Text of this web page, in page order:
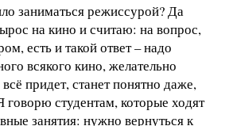
заниматься режиссурой? Да
на кино и считаю: на вопрос,
есть и такой ответ – надо
всякого кино, желательно
придет, станет понятно даже,
говорю студентам, которые ходят
занятия: нужно вернуться к